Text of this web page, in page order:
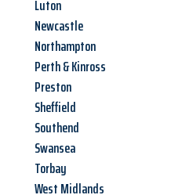
Luton
Newcastle
Northampton
Perth & Kinross
Preston
Sheffield
Southend
Swansea
Torbay
West Midlands